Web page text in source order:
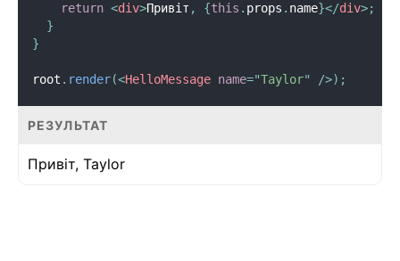
return <div>Привіт , {this . props . name}</div>;
}
}
root . render(<HelloMessage name="Taylor" />) ;
РЕЗУЛЬТАТ
Привіт, Taylor